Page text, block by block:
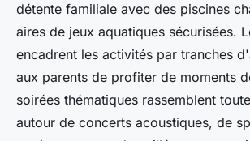
détente familiale avec des piscines
aires de jeux aquatiques sécurisées.
encadrent les activités par tranches
aux parents de profiter de moments
soirées thématiques rassemblent
autour de concerts acoustiques, de